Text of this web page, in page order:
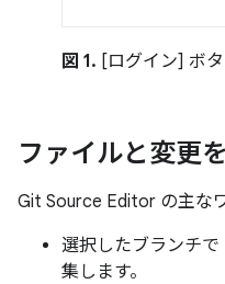
図 1. [ログイン] ボ
ファイルと変更
Git Source Editor の主な
選択したブランチ
集します。